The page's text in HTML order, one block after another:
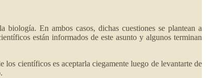
En ambos casos, dichas cuestiones se plantean a
están informados de este asunto y algunos terminan
científicos es aceptarla ciegamente luego de levantarte de